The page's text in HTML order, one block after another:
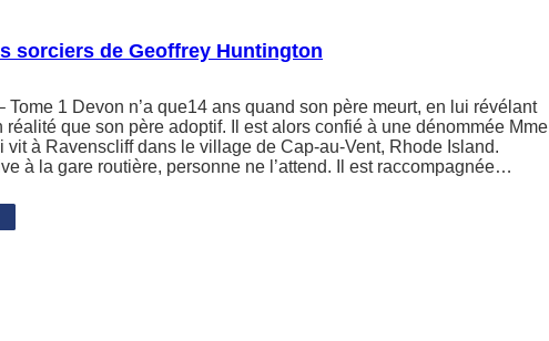
sorciers de Geoffrey Huntington
Tome 1 Devon n’a que14 ans quand son père meurt, en lui révélant
réalité que son père adoptif. Il est alors confié à une dénommée Mme
vit à Ravenscliff dans le village de Cap-au-Vent, Rhode Island.
à la gare routière, personne ne l’attend. Il est raccompagnée…